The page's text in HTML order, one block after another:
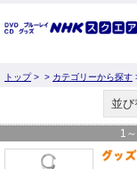
トップ> > カテゴリーから探す
並び
1 ～